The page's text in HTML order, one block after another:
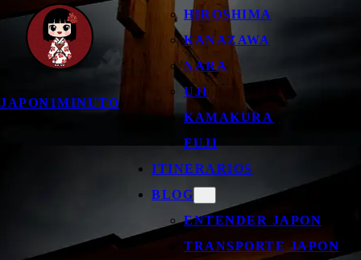
JAPON1MINUTO
HIROSHIMA
KANAZAWA
NARA
UJI
KAMAKURA
FUJI
ITINERARIOS
BLOG
ENTENDER JAPON
TRANSPORTE JAPON